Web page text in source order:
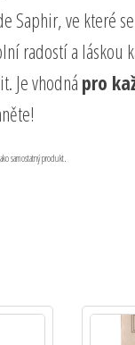
Saphir, ve které
radostí a láskou
Je vhodná pro
samostatný produkt.